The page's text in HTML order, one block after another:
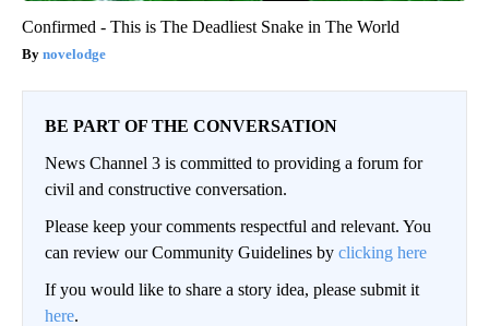
Confirmed - This is The Deadliest Snake in The World
novelodge
BE PART OF THE CONVERSATION
News Channel 3 is committed to providing a forum for
civil and constructive conversation.
Please keep your comments respectful and relevant. You
can review our Community Guidelines by clicking here
If you would like to share a story idea, please submit it
here.